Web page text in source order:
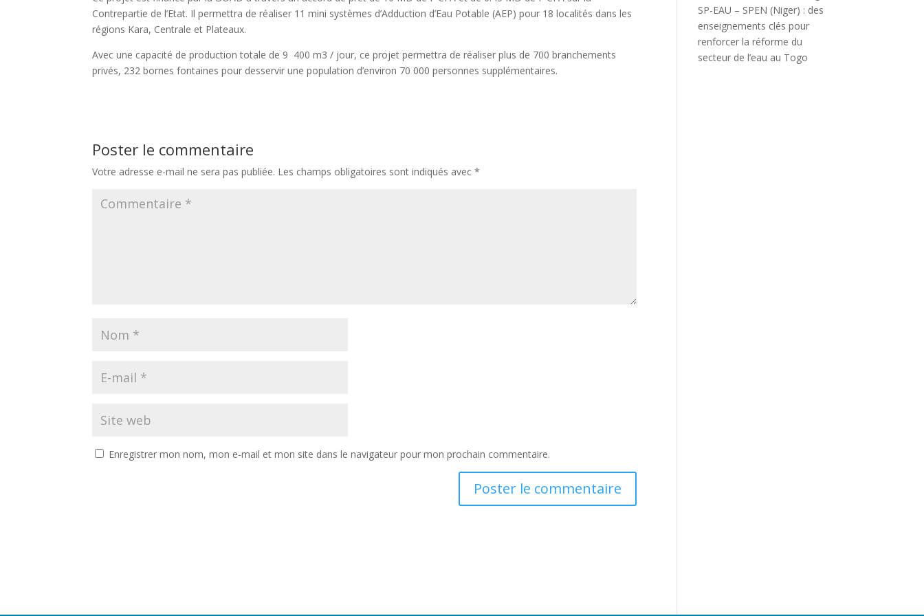
Contrepartie de l’Etat. Il permettra de réaliser 11 mini systèmes d’Adduction d’Eau Potable (AEP) pour 18 localités dans les
régions Kara, Centrale et Plateaux.
Avec une capacité de production totale de 9 400 m3 / jour, ce projet permettra de réaliser plus de 700 branchements
privés, 232 bornes fontaines pour desservir une population d’environ 70 000 personnes supplémentaires.
Poster le commentaire
Votre adresse e-mail ne sera pas publiée. Les champs obligatoires sont indiqués avec*
Enregistrer mon nom, mon e-mail et mon site dans le navigateur pour mon prochain commentaire.
SP-EAU – SPEN (Niger) : des
enseignements clés pour
renforcer la réforme du
secteur de l’eau au Togo